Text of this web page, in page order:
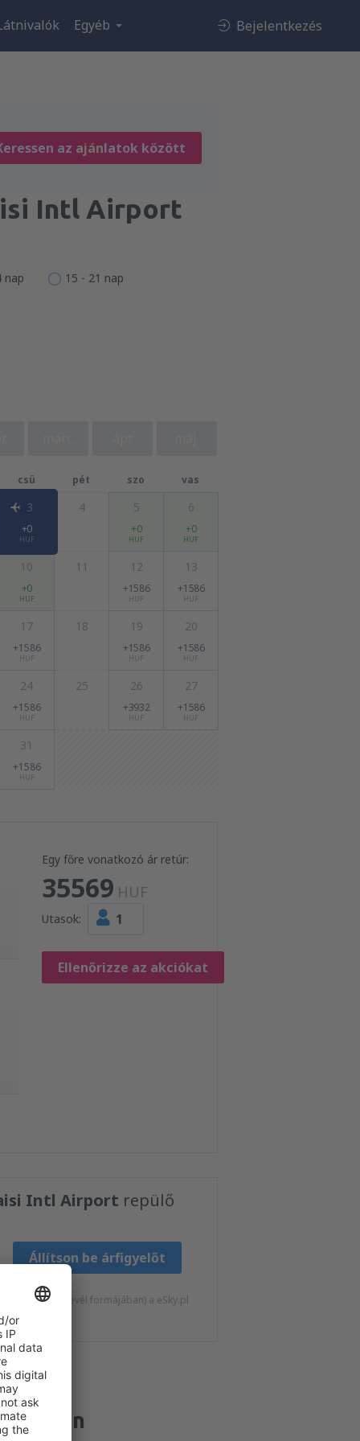
Egyéb Bejelentkezés
az ajánlatok között
Intl Airport
nap 15 - 21 nap
csü pét szo vas
3
+0
HUF
4 5
+0
HUF
6
+0
HUF
10
+0
HUF
11 12
+1586
HUF
13
+1586
HUF
17
+1586
HUF
18 19
+1586
HUF
20
+1586
HUF
24
+1586
HUF
25 26
+3932
HUF
27
+1586
HUF
31
+1586
HUF
Egy főre vonatkozó ár retúr:
35569 HUF
Utasok: 1
Ellenőrizze az akciókat
Intl Airport repülő
Állítson be árfigyelőt
kapjak (hírlevél formájában) a eSky.pl